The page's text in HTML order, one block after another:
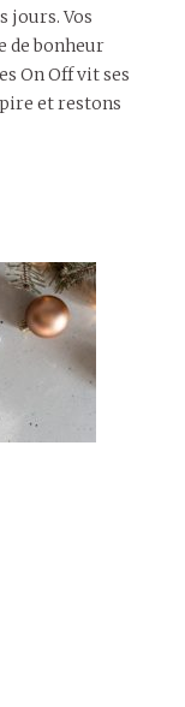
jours. Vos
de bonheur
On Off vit ses
et restons